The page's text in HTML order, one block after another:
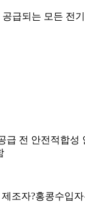
급되는 모든 전
급 전 안전적합성
제조자?홍콩수입